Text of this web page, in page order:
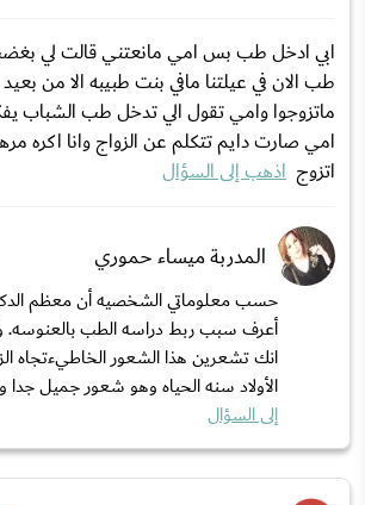
ابي ادخل طب بس امي مانعتني قالت لي
طب الان في عيلتنا مافي بنت طبيبه الا من
ماتزوجوا وامي تقول الي تدخل طب الشباب
امي صارت دايم تتكلم عن الزواج وانا اكره
اتزوج اذهب إلى السؤال
المدربة ميساء حموري
حسب معلوماتي الشخصيه أن معظم
أعرف سبب ربط دراسه الطب
انك تشعرين هذا الشعور الخاطيءتجاه
الأولاد سنه الحياه وهو شعور جميل
إلى السؤال